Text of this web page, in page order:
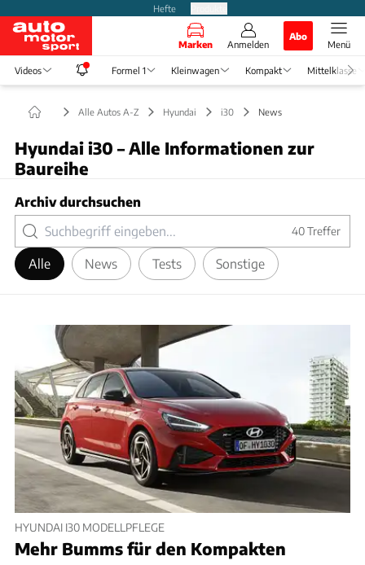
Hefte
Marken Anmelden
Abo
Menü
Videos Formel 1 Kleinwagen Kompakt Mittelklasse
Alle Autos A-Z Hyundai i30 News
Hyundai i30 – Alle Informationen zur
Baureihe
Archiv durchsuchen
40Treffer
Alle News Tests Sonstige
HYUNDAI I30 MODELLPFLEGE
Mehr Bumms für den Kompakten